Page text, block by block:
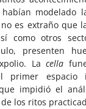
modelado
es extraño que
como otros
presenten
Lacella
primer espacio
impidió el
los ritos